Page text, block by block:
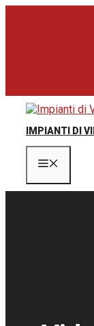
IMPIANTI DI